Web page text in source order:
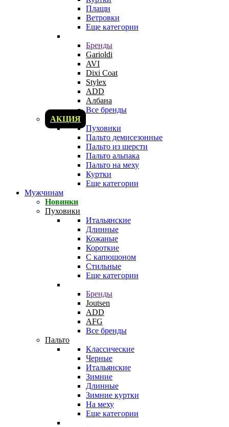
Плащи
Ветровки
Еще категории
Бренды
Garioldi
AVI
Dixi Coat
Stylex
ADD
Албана
Все бренды
АКЦИЯ
Пуховики
Пальто демисезонные
Пальто из шерсти
Пальто альпака
Пальто на меху
Куртки
Еще категории
Мужчинам
Новинки
Пуховики
Итальянские
Длинные
Кожаные
Короткие
С капюшоном
Стильные
Еще категории
Бренды
Joutsen
ADD
AFG
Все бренды
Пальто
Классические
Черные
Итальянские
Зимние
Длинные
Зимние куртки
На меху
Еще категории